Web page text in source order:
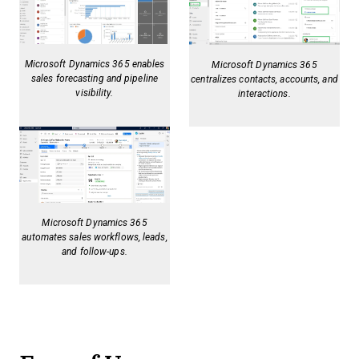
Microsoft Dynamics 365 enables
sales forecasting and pipeline
visibility.
Microsoft Dynamics 365
centralizes contacts, accounts, and
interactions.
Microsoft Dynamics 365
automates sales workflows, leads,
and follow-ups.